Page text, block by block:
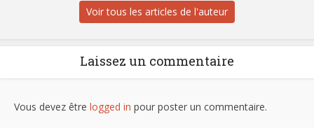
Voir tous les articles de l'auteur
Laissez un commentaire
Vous devez être logged in pour poster un commentaire.